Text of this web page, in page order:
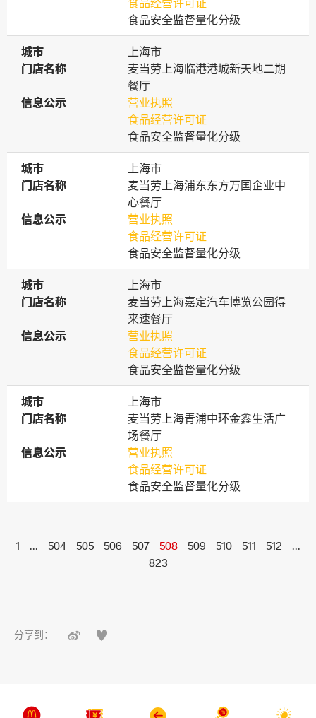
食品经营许可证
食品安全监督量化分级
城市
城市
上海市
门店名称
门店名称
麦当劳上海临港港城新天地二期
餐厅
信息公示
信息公示
营业执照
食品经营许可证
食品安全监督量化分级
城市
城市
上海市
门店名称
门店名称
麦当劳上海浦东东方万国企业中
心餐厅
信息公示
信息公示
营业执照
食品经营许可证
食品安全监督量化分级
城市
城市
上海市
门店名称
门店名称
麦当劳上海嘉定汽车博览公园得
来速餐厅
信息公示
信息公示
营业执照
食品经营许可证
食品安全监督量化分级
城市
城市
上海市
门店名称
门店名称
麦当劳上海青浦中环金鑫生活广
场餐厅
信息公示
信息公示
营业执照
食品经营许可证
食品安全监督量化分级
1 ... 504 505 506 507 508 509 510 511 512
...
823
分享到：  